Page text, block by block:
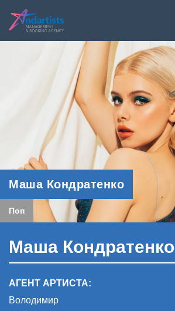
Маша Кондратенко
Поп
Маша Кондратенко
АГЕНТ АРТИСТА:
Володимир